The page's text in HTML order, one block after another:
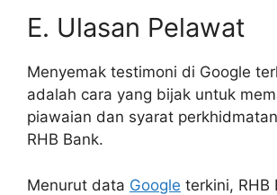
E. Ulasan Pelawat
Menyemak testimoni di Google
adalah cara yang bijak untuk
piawaian dan syarat
RHB Bank.
Menurut data Google terkini, RHB